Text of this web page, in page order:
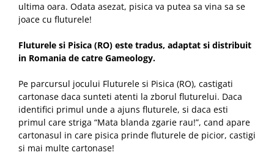
ultima oara. Odata asezat, pisica va putea sa vina sa se
joace cu fluturele!
Fluturele si Pisica (RO) este tradus, adaptat si distribuit
in Romania de catre Gameology.
Pe parcursul jocului Fluturele si Pisica (RO), castigati
cartonase daca sunteti atenti la zborul fluturelui. Daca
identifici primul unde a ajuns fluturele, si daca esti
primul care striga “Mata blanda zgarie rau!”, cand apare
cartonasul in care pisica prinde fluturele de picior, castigi
si mai multe cartonase!